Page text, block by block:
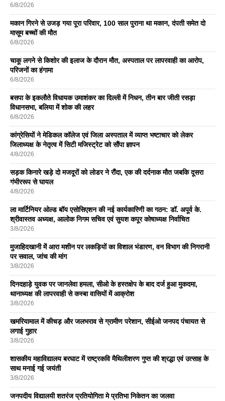
6/8/2026
मकान गिरने से उजड़ गया पूरा परिवार, 100 साल पुराना था मकान, दंपती समेत दो
मासूम बच्चों की मौत
6/8/2026
चाकू लगने से किशोर की इलाज के दौरान मौत, अस्पताल पर लापरवाही का आरोप,
परिजनों का हंगामा
6/8/2026
बसपा के इकलाैते विधायक उमाशंकर का दिल्ली में निधन, तीन बार जीती रसड़ा
विधानसभा, बलिया में शोक की लहर
6/8/2026
कांग्रेसियों ने मेडिकल कॉलेज एवं जिला अस्पताल में व्याप्त भष्टाचार को लेकर
जिलाध्यक्ष के नेतृत्व में सिटी मजिस्ट्रेट को सौंपा ज्ञापन
4/8/2026
सड़क किनारे खड़े दो मजदूरों को लोडर ने रौंदा, एक की दर्दनाक मौत जबकि दूसरा
गंभीररूप से घायल
4/8/2026
ला मार्टिनियर ओल्ड बॉय एसोसिएशन की नई कार्यकारिणी का गठन: डॉ. अपूर्व के.
श्रीवास्तव अध्यक्ष, आलोक निगम सचिव एवं सुयश कपूर कोषाध्यक्ष निर्वाचित
3/8/2026
मुजाहिदखानी में आरा मशीन पर लकड़ियों का विशाल भंडारण, वन विभाग की निगरानी
पर सवाल, जांच की मांग
3/8/2026
दिनदहाड़े युवक पर जानलेवा हमला, सीओ के हस्तक्षेप के बाद दर्ज हुआ मुकदमा,
थानाध्यक्ष की लापरवाही से कस्बा वासियों में आक्रोश
3/8/2026
खमरियामाल में कीचड़ और जलभराव से ग्रामीण परेशान, सीईओ जनपद पंचायत से
लगाई गुहार
3/8/2026
शासकीय महाविद्यालय बरघाट में राष्ट्रकवि मैथिलीशरण गुप्त की श्रद्धा एवं उत्साह के
साथ मनाई गई जयंती
3/8/2026
जनपदीय विद्यालयी शतरंज प्रतियोगिता मे प्रतिभा निकेतन का जलवा